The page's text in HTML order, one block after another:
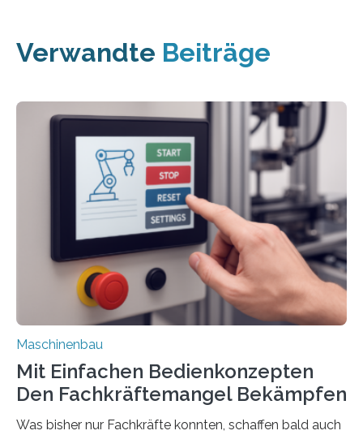
Verwandte Beiträge
Maschinenbau
Mit Einfachen Bedienkonzepten
Den Fachkräftemangel Bekämpfen
Was bisher nur Fachkräfte konnten, schaffen bald auch